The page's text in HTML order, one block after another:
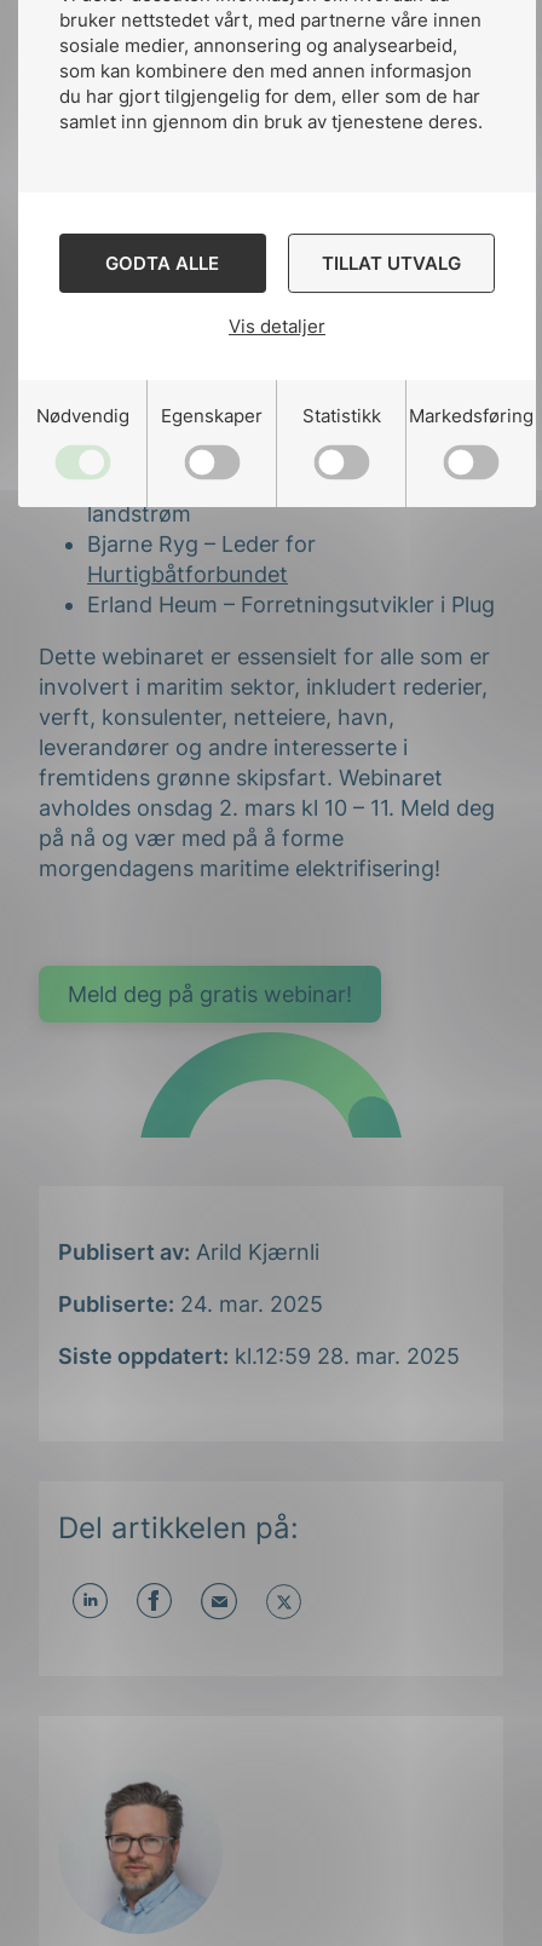
bruker nettstedet vårt, med partnerne våre innen
sosiale medier, annonsering og analysearbeid,
som kan kombinere den med annen informasjon
du har gjort tilgjengelig for dem, eller som de har
samlet inn gjennom din bruk av tjenestene deres.
GODTA ALLE TILLAT UTVALG
Vis detaljer
Nødvendig Egenskaper Statistikk Markedsføring
beregning, utforming og plasseringav
landstrømsløsningen,
hvordan elektrisk drift og batterilading
påvirker energibehovet fra land
Ikke gå glipp av denne sjansen til å høre fra
Arild Røed – Sekretær i
Siemens Energy, administrator for
Landstrømsforum
og convenor i IEC
TC18 Joint Working group 28 for
landstrøm
Bjarne Ryg – Leder for
Hurtigbåtforbundet
Erland Heum – Forretningsutvikler i Plug
Dette webinaret er essensielt for alle som er
involvert i maritim sektor, inkludert rederier,
verft, konsulenter, netteiere, havn,
leverandører og andre interesserte i
fremtidens grønne skipsfart. Webinaret
avholdes onsdag 2. mars kl 10 – 11. Meld deg
på nå og vær med på å forme
morgendagens maritime elektrifisering!
Meld deg på gratis webinar!
Publisert av: Arild Kjærnli
Publiserte: 24. mar. 2025
Siste oppdatert: kl.12:59 28. mar. 2025
Del artikkelen på: